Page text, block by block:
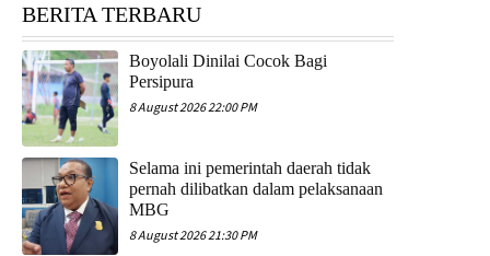
BERITA TERBARU
Boyolali Dinilai Cocok Bagi
Persipura
8 August 2026 22:00 PM
Selama ini pemerintah daerah tidak
pernah dilibatkan dalam pelaksanaan
MBG
8 August 2026 21:30 PM